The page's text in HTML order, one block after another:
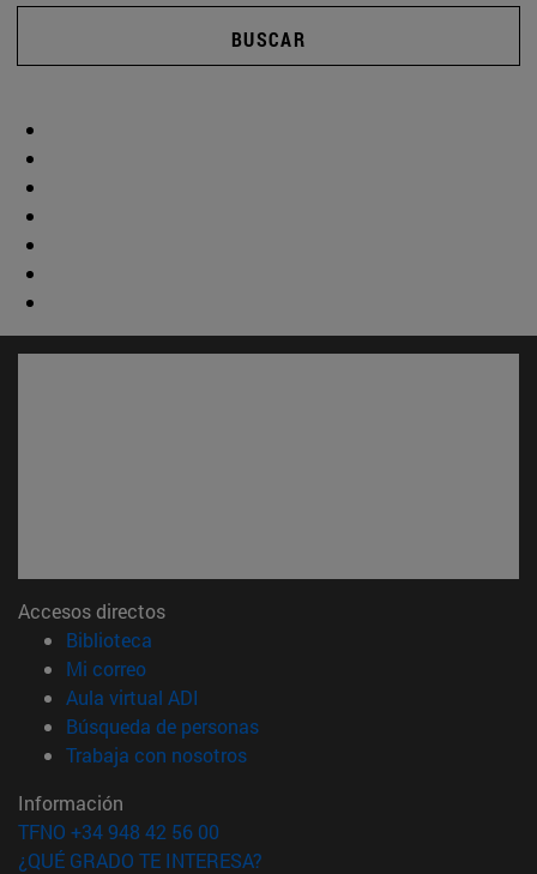
BUSCAR
Accesos directos
Biblioteca
Mi correo(abre en nueva ventana)
Aula virtual ADI
Búsqueda de personas(abre en nueva ventana)
Trabaja con nosotros(abre en nueva ventana)
Información
TFNO +34 948 42 56 00
¿QUÉ GRADO TE INTERESA?